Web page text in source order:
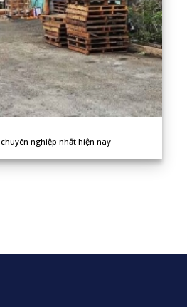
nghiệp nhất hiện nay